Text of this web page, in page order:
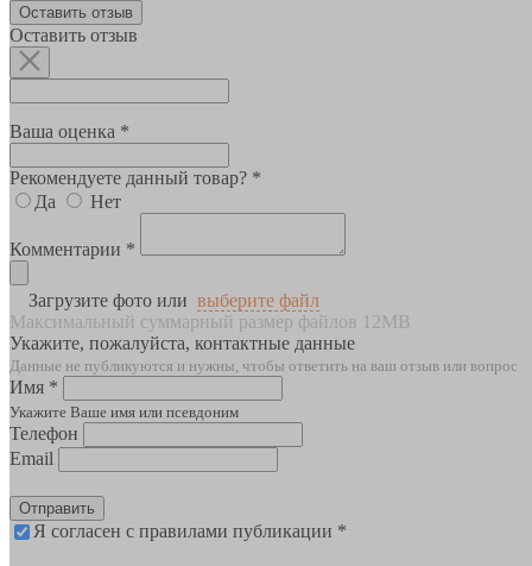
Оставить отзыв
Оставить отзыв
Ваша оценка *
Рекомендуете данный товар? *
Да
Нет
Комментарии *
Загрузите фото или выберите файл
Максимальный суммарный размер файлов 12MB
Укажите, пожалуйста, контактные данные
Данные не публикуются и нужны, чтобы ответить на ваш отзыв или вопрос
Имя *
Укажите Ваше имя или псевдоним
Телефон
Email
Отправить
Я согласен с правилами публикации *